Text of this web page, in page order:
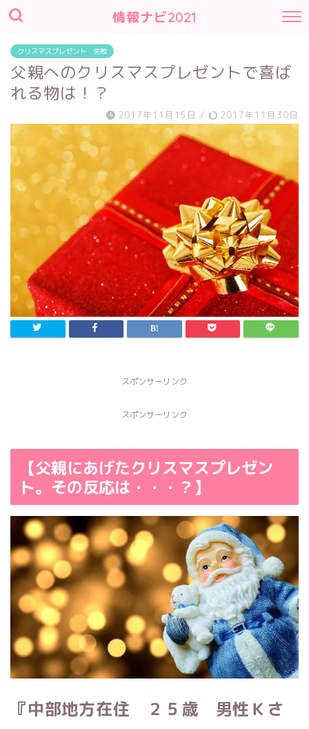
情報ナビ2021
クリスマスプレゼント 失敗
父親へのクリスマスプレゼントで喜ば
れる物は！？
2017年11月15日 / 2017年11月30日
スポンサーリンク
スポンサーリンク
【父親にあげたクリスマスプレゼン
ト。その反応は・・・？】
『中部地方在住 ２５歳 男性Ｋさ